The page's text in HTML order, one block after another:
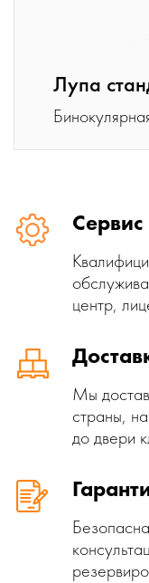
Лупа
Сервис
центр,
Мы
страны,
до двери